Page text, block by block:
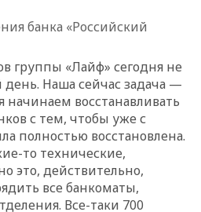
банка «Российский
группы «Лайф» сегодня не
день. Наша сейчас задача —
восстанавливать
с тем, чтобы уже с
полностью восстановлена.
то технические,
это, действительно,
все банкоматы,
Все-таки 700